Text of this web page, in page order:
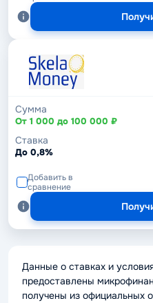
Сумма
От 1 000 до 100 000 ₽
Ставка
До 0,8%
Добавить в
сравнение
Данные о ставках и
предоставлены
получены из официальных